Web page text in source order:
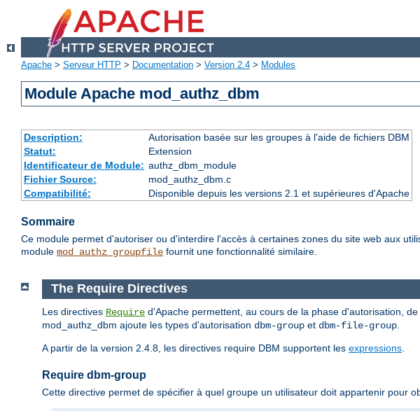
Apache > Serveur HTTP > Documentation > Version 2.4 > Modules
Module Apache mod_authz_dbm
Description:
Autorisation basée sur les groupes à l'aide de fichiers DBM
Statut:
Extension
Identificateur de Module: authz_dbm_module
Fichier Source:
mod_authz_dbm.c
Compatibilité:
Disponible depuis les versions 2.1 et supérieures d'Apache
Sommaire
Ce module permet d'autoriser ou d'interdire l'accès à certaines zones du site web aux
module mod_authz_groupfile fournit une fonctionnalité similaire.
The Require Directives
Les directives Require d'Apache permettent, au cours de la phase d'autorisation,
mod_authz_dbm ajoute les types d'autorisation dbm-group et dbm-file-group
A partir de la version 2.4.8, les directives require DBM supportent les expressions
Require dbm-group
Cette directive permet de spécifier à quel groupe un utilisateur doit appartenir pour